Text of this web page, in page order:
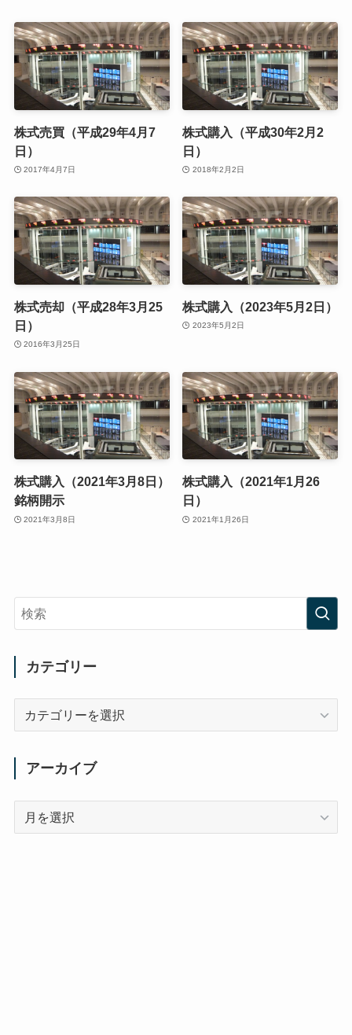
株式売買（平成29年4月7
日）
2017年4月7日
株式購入（平成30年2月2
日）
2018年2月2日
株式売却（平成28年3月25
日）
2016年3月25日
株式購入（2023年5月2日）
2023年5月2日
株式購入（2021年3月8日）
銘柄開示
2021年3月8日
株式購入（2021年1月26
日）
2021年1月26日
カテゴリー
アーカイブ